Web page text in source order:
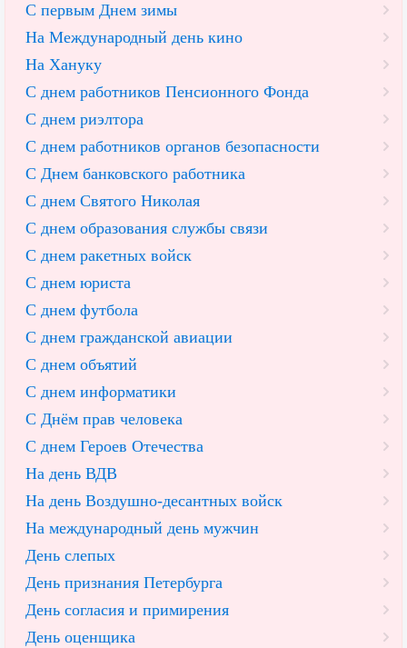
С первым Днем зимы
На Международный день кино
На Хануку
С днем работников Пенсионного Фонда
С днем риэлтора
С днем работников органов безопасности
С Днем банковского работника
С днем Святого Николая
С днем образования службы связи
С днем ракетных войск
С днем юриста
С днем футбола
С днем гражданской авиации
С днем объятий
С днем информатики
С Днём прав человека
С днем Героев Отечества
На день ВДВ
На день Воздушно-десантных войск
На международный день мужчин
День слепых
День признания Петербурга
День согласия и примирения
День оценщика